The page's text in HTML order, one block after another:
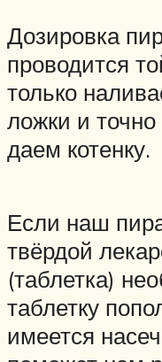
Дозировка
проводится
только
ложки и точно
даем котенку.
Если наш
твёрдой
(таблетка)
таблетку
имеется